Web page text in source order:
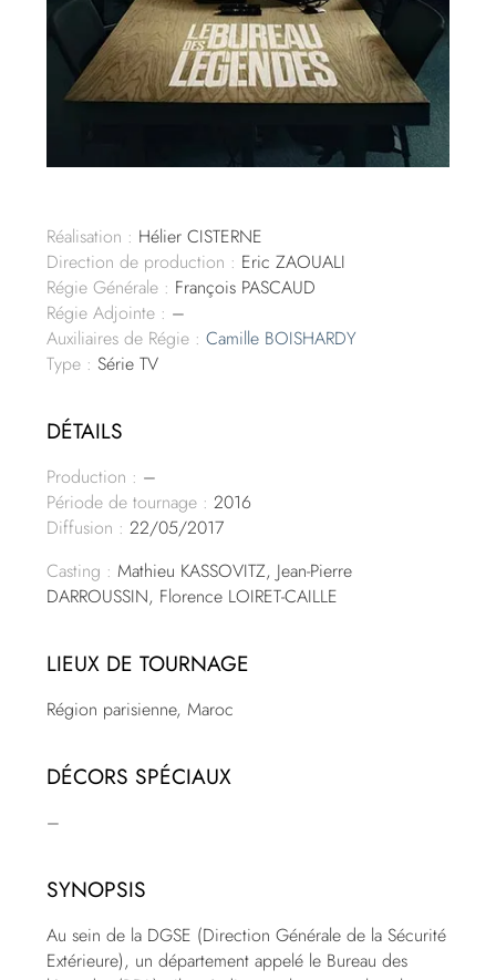
Réalisation : Hélier CISTERNE
Direction de production : Eric ZAOUALI
Régie Générale : François PASCAUD
Régie Adjointe : –
Auxiliaires de Régie : Camille BOISHARDY
Type : Série TV
DÉTAILS
Production : –
Période de tournage : 2016
Diffusion : 22/05/2017
Casting : Mathieu KASSOVITZ, Jean-Pierre
DARROUSSIN, Florence LOIRET-CAILLE
LIEUX DE TOURNAGE
Région parisienne, Maroc
DÉCORS SPÉCIAUX
–
SYNOPSIS
Au sein de la DGSE (Direction Générale de la Sécurité
Extérieure), un département appelé le Bureau des